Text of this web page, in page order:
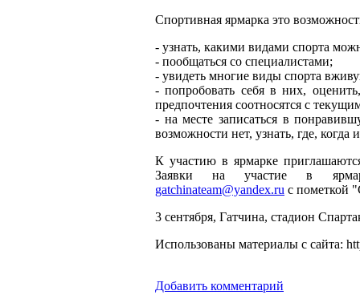
Спортивная ярмарка это
- узнать, какими видами спорта
- пообщаться со специалистами;
- увидеть многие виды спорта
- попробовать себя в них,
предпочтения соотносятся с
- на месте записаться в
возможности нет, узнать, где, когда
К участию в ярмарке
Заявки на участие в
gatchinateam@yandex.ru с пометкой
3 сентября, Гатчина, стадион
Использованы материалы с сайта:
Добавить комментарий